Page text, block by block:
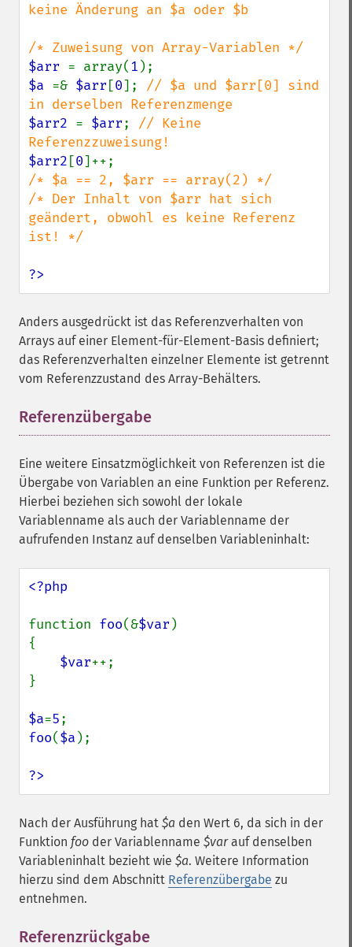
keine Änderung an $a oder $b
$arr = array(1
$a =& $arr [0]; // $a und $arr[0] sind
$arr2 = $arr; // Keine
$arr2 [0
/* $a == 2, $arr == array(2) */
/* Der Inhalt von $arr hat sich
geändert, obwohl es keine Referenz
ist! */
?>
Anders ausgedrückt ist das Referenzverhalten von
Arrays auf einer Element-für-Element-Basis definiert;
das Referenzverhalten einzelner Elemente ist getrennt
vom Referenzzustand des Array-Behälters.
Referenzübergabe
Eine weitere Einsatzmöglichkeit von Referenzen ist die
Übergabe von Variablen an eine Funktion per Referenz.
Hierbei beziehen sich sowohl der lokale
Variablenname als auch der Variablenname der
aufrufenden Instanz auf denselben Variableninhalt:
<?php
function foo(&$var )
{
$var++;
}
$a=5
foo($a );
?>
Nach der Ausführung hat $a den Wert 6, da sich in der
Funktion foo der Variablenname $varauf denselben
Variableninhalt bezieht wie $a. Weitere Information
hierzu sind dem Abschnitt Referenzübergabe zu
entnehmen.
Referenzrückgabe